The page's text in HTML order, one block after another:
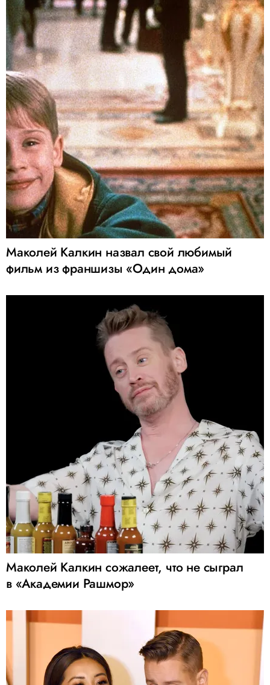
Маколей Калкин назвал свой любимый
фильм из франшизы «Один дома»
Маколей Калкин сожалеет, что не сыграл
в «Академии Рашмор»